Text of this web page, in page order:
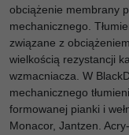
obciążenie membrany
mechanicznego.
związane z
wielkością rezystancji
wzmacniacza. W
mechanicznego
formowanej pianki i
Monacor, Jantzen.